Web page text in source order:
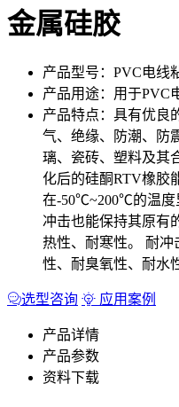
金属硅胶
产品型号： PVC电线
产品用途： 用于PVC
产品特点： 具有优良
气、绝缘、防潮、防
璃、瓷砖、塑料及其
化后的硅酮RTV橡胶
在-50℃~200℃的温度
冲击也能保持其原有
热性、耐寒性。 耐
性、耐臭氧性、耐水
选型咨询 应用案例
产品详情
产品参数
资料下载